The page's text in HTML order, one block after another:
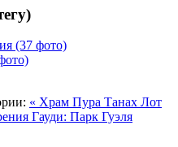
(37 фото)
« Храм Пура Танах Лот
Гауди: Парк Гуэля